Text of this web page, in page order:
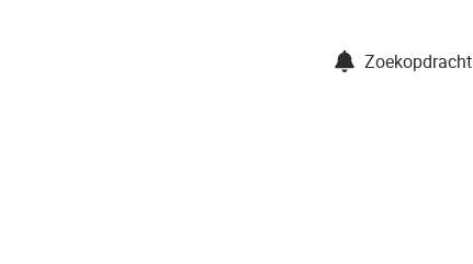
Zoekopdracht